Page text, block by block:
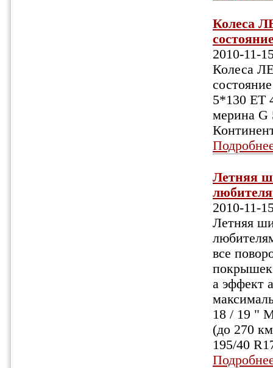
Колеса
2010-11-
Колеса
5*130 ЕТ
мерина G
Летняя
2010-11-
Летняя
все
а эффект
18 / 19 "
(до 270
195/40